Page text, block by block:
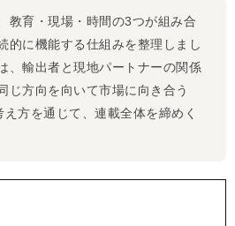
教育・現場・時間の3つが組み合
的に機能する仕組みを整理しまし
、輸出者と現地パートナーの関係
じ方向を向いて市場に向き合う
え方を通じて、連載全体を締めく